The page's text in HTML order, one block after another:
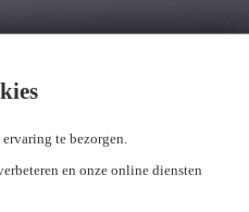
te bezorgen.
en onze online diensten
OP IJSJES!